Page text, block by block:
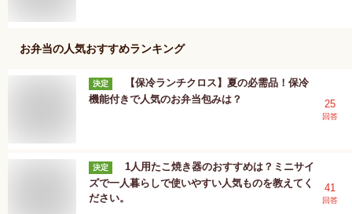
お弁当の人気おすすめランキング
決定
【保冷ランチクロス】夏の必需品！保冷
機能付きで人気のお弁当包みは？
25
回答
決定
1人用たこ焼き器のおすすめは？ミニサイ
ズで一人暮らしで使いやすい人気ものを教えてく
ださい。
41
回答